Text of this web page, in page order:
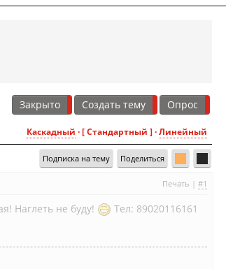
Закрыто Создать тему Опрос
Каскадный · [ Стандартный ] ·Линейный
Подписка на тему Поделиться
Печать | #1
Наглеть не буду! Тел: 89020116161